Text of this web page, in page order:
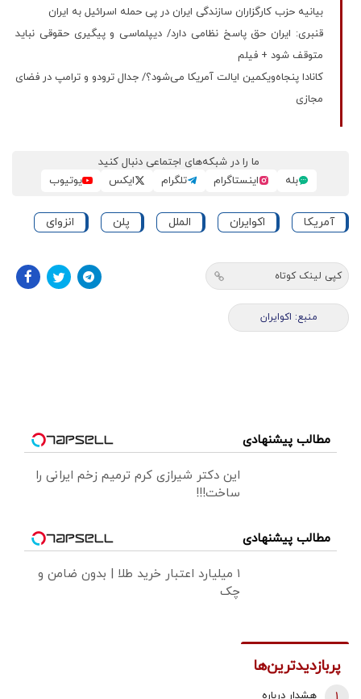
بیانیه حزب کارگزاران سازندگی ایران در پی حمله اسرائیل به ایران
قنبری: ایران حق پاسخ نظامی دارد/ دیپلماسی و پیگیری حقوقی نباید
متوقف شود + فیلم
کانادا پنجاه‌ویکمین ایالت آمریکا می‌شود؟/ جدال ترودو و ترامپ در فضای
مجازی
ما را در شبکه‌های اجتماعی دنبال کنید
بله
اینستاگرام تلگرام ایکس یوتیوب
آمریکا اکوایران الملل پلن انزوای
کپی لینک کوتاه
منبع: اکوایران
مطالب پیشنهادی
این دکتر شیرازی کرم ترمیم زخم ایرانی را
ساخت!!!
مطالب پیشنهادی
۱ میلیارد اعتبار خرید طلا | بدون ضامن و
چک
پربازدیدترین‌ها
هشدار درباره